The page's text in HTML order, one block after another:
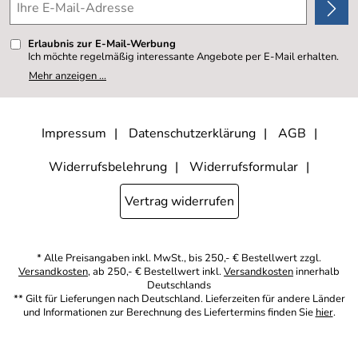
Erlaubnis zur E-Mail-Werbung
Ich möchte regelmäßig interessante Angebote per E-Mail erhalten.
Meine E-Mail-Adresse wird nicht an andere Unternehmen
weitergegeben. Zu statistischen Zwecken wird in anonymer Form
kann ich jederzeit mit Wirkung für die Zukunft widerrufen, indem ich
den Link "Abmelden" am Ende des Newsletters anklicke oder die
Datenschutzerklärung habe ich zur Kenntnis genommen.
Mehr anzeigen ...
Impressum Datenschutzerklärung
AGB
Widerrufsbelehrung
Widerrufsformular
Vertrag widerrufen
* Alle Preisangaben inkl. MwSt., bis 250,- € Bestellwert zzgl.
Versandkosten, ab 250,- € Bestellwert inkl.Versandkosten innerhalb
Deutschlands
** Gilt für Lieferungen nach Deutschland. Lieferzeiten für andere Länder
und Informationen zur Berechnung des Liefertermins finden Sie hier.